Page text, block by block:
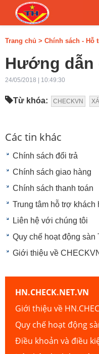
Trang chủ > Chính sách - Hỗ
Hướng dẫn
24/05/2018 | 10:49:30
Từ khóa: CHECKVN
Các tin khác
Chính sách đổi trả
Chính sách giao hàng
Chính sách thanh toán
Trung tâm hỗ trợ khách
Liên hệ với chúng tôi
Quy chế hoạt động sàn
Giới thiệu về
HN.CHECK.NET.VN
Giới thiệu về
Quy chế hoạt động
Điều khoản và điều